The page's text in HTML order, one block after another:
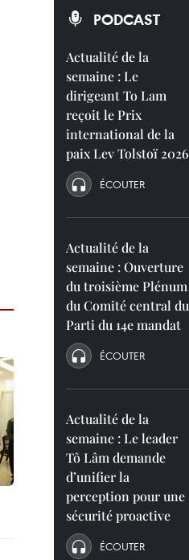
PODCAST
Actualité de la
semaine : Le
dirigeant To Lam
reçoit le Prix
international de la
paix Lev Tolstoï 2026
ÉCOUTER
Actualité de la
semaine : Ouverture
du troisième Plénum
du Comité central du
Parti du 14e mandat
ÉCOUTER
Actualité de la
semaine : Le leader
Tô Lâm demande
d’unifier la
perception pour une
sécurité proactive
ÉCOUTER